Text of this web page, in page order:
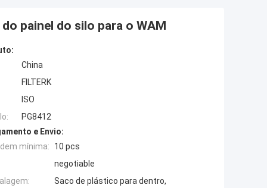
painel do silo para o WAM
China
FILTERK
ISO
PG8412
e Envio:
mínima:
10 pcs
negotiable
Saco de plástico para dentro,